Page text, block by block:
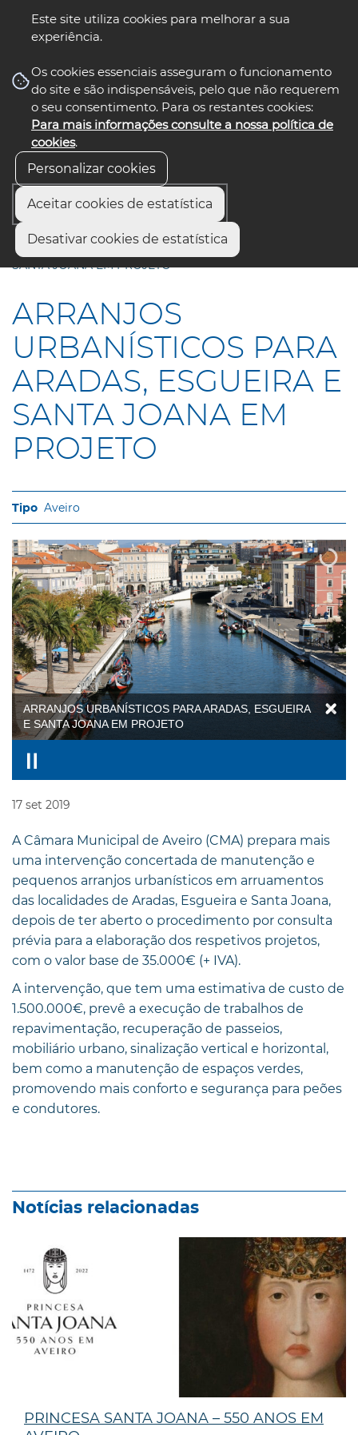
Este site utiliza cookies para melhorar a sua
experiência.
Os cookies essenciais asseguram o funcionamento
do site e são indispensáveis, pelo que não requerem
o seu consentimento. Para os restantes cookies:
Para mais informações consulte a nossa política de
cookies.
Personalizar cookies
Aceitar cookies de estatística
Desativar cookies de estatística
nos select language
Início
ARRANJOS URBANÍSTICOS PARA ARADAS, ESGUEIRA E
SANTA JOANA EM PROJETO
ARRANJOS
URBANÍSTICOS PARA
ARADAS, ESGUEIRA E
SANTA JOANA EM
PROJETO
Aveiro
ARRANJOS URBANÍSTICOS PARA ARADAS, ESGUEIRA
E SANTA JOANA EM PROJETO
17 set 2019
A Câmara Municipal de Aveiro (CMA) prepara mais
uma intervenção concertada de manutenção e
pequenos arranjos urbanísticos em arruamentos
das localidades de Aradas, Esgueira e Santa Joana,
depois de ter aberto o procedimento por consulta
prévia para a elaboração dos respetivos projetos,
com o valor base de 35.000€ (+ IVA).
A intervenção, que tem uma estimativa de custo de
1.500.000€, prevê a execução de trabalhos de
repavimentação, recuperação de passeios,
mobiliário urbano, sinalização vertical e horizontal,
bem como a manutenção de espaços verdes,
promovendo mais conforto e segurança para peões
e condutores.
Notícias relacionadas
PRINCESA SANTA JOANA – 550 ANOS EM